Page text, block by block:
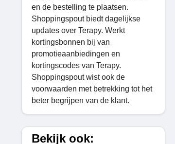
en de bestelling te plaatsen.
Shoppingspout biedt dagelijkse
updates over Terapy. Werkt
kortingsbonnen bij van
promotieaanbiedingen en
kortingscodes van Terapy.
Shoppingspout wist ook de
voorwaarden met betrekking tot het
beter begrijpen van de klant.
Bekijk ook: